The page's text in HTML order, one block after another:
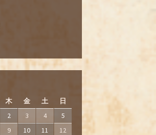
木 金 土 日
2 3 4
5
9 10 11
12